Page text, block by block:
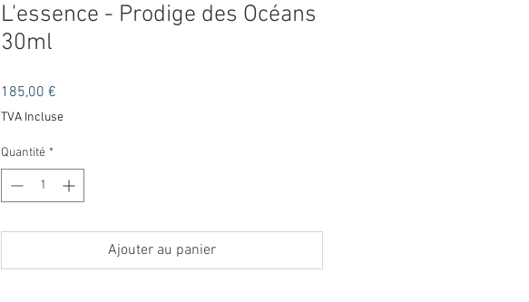
L'essence - Prodige des Océans
30ml
185,00 €
TVA Incluse
Quantité *
Ajouter au panier